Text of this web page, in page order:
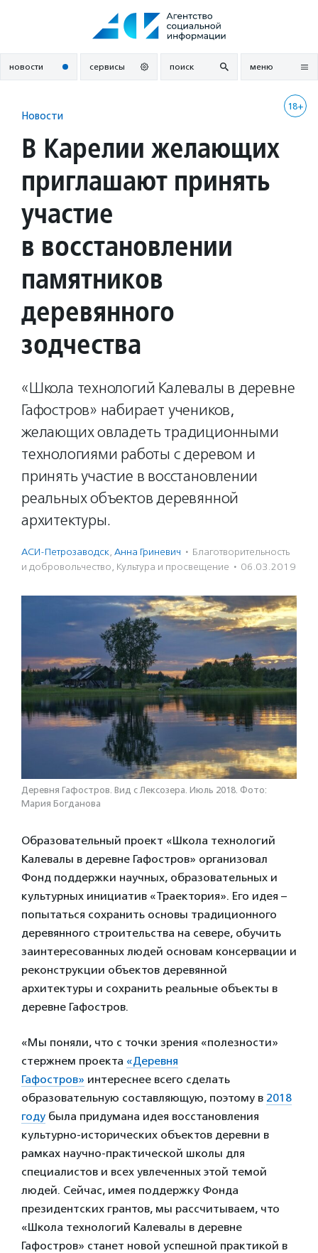
новости сервисы поиск меню
18+
Новости
В Карелии желающих
приглашают принять
участие
в восстановлении
памятников
деревянного
зодчества
«Школа технологий Калевалы в деревне
Гафостров» набирает учеников,
желающих овладеть традиционными
технологиями работы с деревом и
принять участие в восстановлении
реальных объектов деревянной
архитектуры.
АСИ-Петрозаводск, Анна Гриневич · Благотвори­тель­ность
и доброволь­чест­во, Культура и просвещение · 06.03.2019
Деревня Гафостров. Вид с Лексозера. Июль 2018. Фото:
Мария Богданова
Образовательный проект «Школа технологий
Калевалы в деревне Гафостров» организовал
Фонд поддержки научных, образовательных и
культурных инициатив «Траектория». Его идея –
попытаться сохранить основы традиционного
деревянного строительства на севере, обучить
заинтересованных людей основам консервации и
реконструкции объектов деревянной
архитектуры и сохранить реальные объекты в
деревне Гафостров.
«Мы поняли, что с точки зрения «полезности»
стержнем проекта «Деревня
Гафостров» интереснее всего сделать
образовательную составляющую, поэтому в 2018
году была придумана идея восстановления
культурно-исторических объектов деревни в
рамках научно-практической школы для
специалистов и всех увлеченных этой темой
людей. Сейчас, имея поддержку Фонда
президентских грантов, мы рассчитываем, что
«Школа технологий Калевалы в деревне
Гафостров» станет новой успешной практикой в